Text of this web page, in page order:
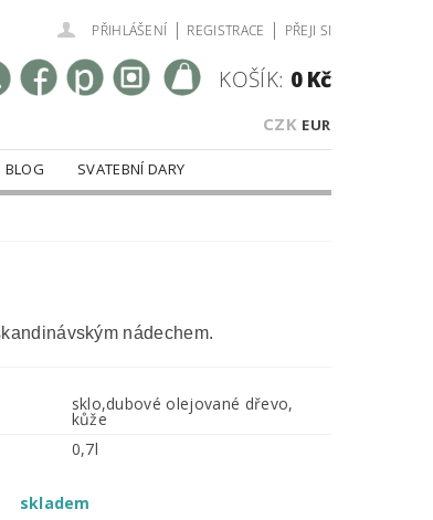
PŘIHLÁŠENÍ | REGISTRACE | PŘEJI SI
CZK EUR
KOŠÍK: 0 Kč
BLOG
SVATEBNÍ DARY
nádechem.
sklo,dubové olejované dřevo,
kůže
0,7l
skladem